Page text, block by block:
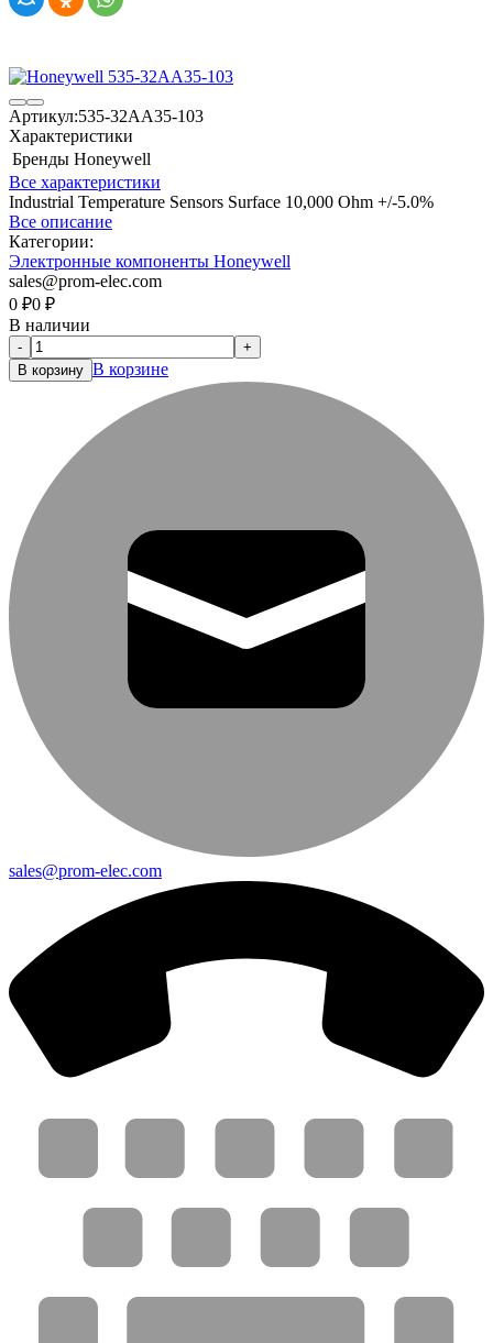
Артикул:535-32AA35-103
Характеристики
Бренды Honeywell
Все характеристики
Industrial Temperature Sensors Surface 10,000 Ohm +/-5.0%
Все описание
Категории:
Электронные компоненты Honeywell
sales@prom-elec.com
0 ₽0 ₽
В наличии
-
+
В корзину В корзине
sales@prom-elec.com